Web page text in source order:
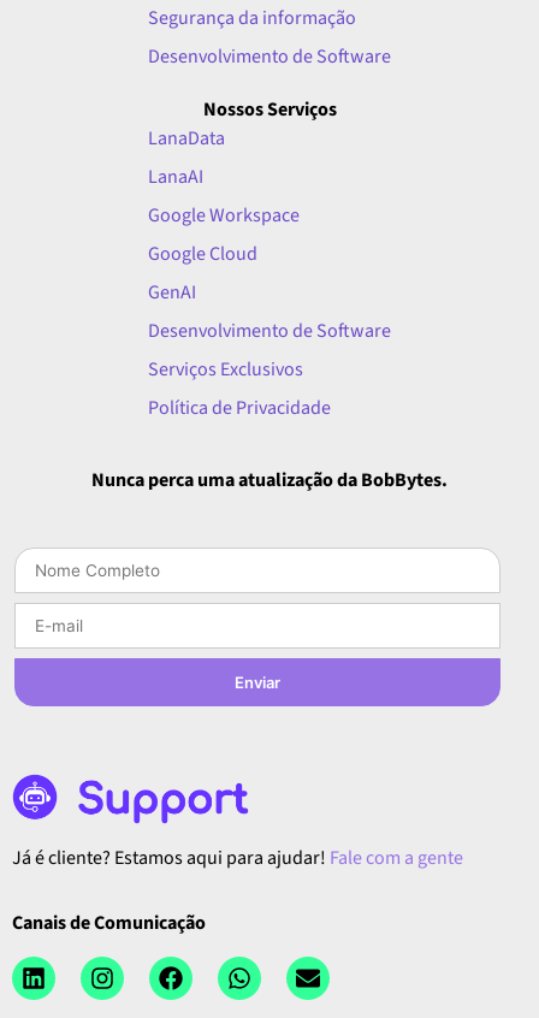
Segurança da informação
Desenvolvimento de Software
Nossos Serviços
LanaData
LanaAI
Google Workspace
Google Cloud
GenAI
Desenvolvimento de Software
Serviços Exclusivos
Política de Privacidade
Nunca perca uma atualização da BobBytes.
Enviar
Já é cliente? Estamos aqui para ajudar! Fale com a gente
Canais de Comunicação